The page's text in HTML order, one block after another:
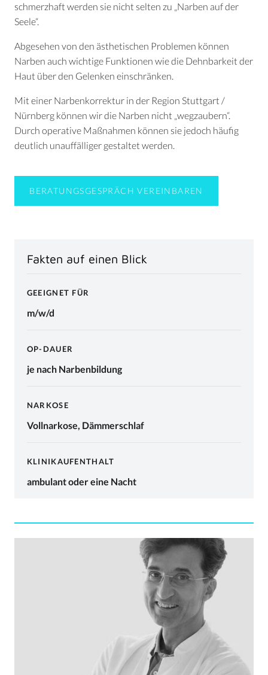
schmerzhaft werden sie nicht selten zu „Narben auf der
Seele“.
Abgesehen von den ästhetischen Problemen können
Narben auch wichtige Funktionen wie die Dehnbarkeit der
Haut über den Gelenken einschränken.
Mit einer Narbenkorrektur in der Region Stuttgart /
Nürnberg können wir die Narben nicht „wegzaubern“.
Durch operative Maßnahmen können sie jedoch häufig
deutlich unauffälliger gestaltet werden.
BERATUNGSGESPRÄCH VEREINBAREN
Fakten auf einen Blick
GEEIGNET FÜR
m/w/d
OP-DAUER
je nach Narbenbildung
NARKOSE
Vollnarkose, Dämmerschlaf
KLINIKAUFENTHALT
ambulant oder eine Nacht